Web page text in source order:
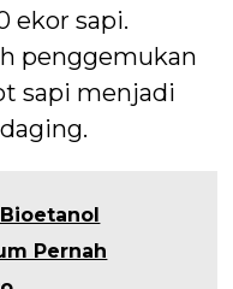
ekor sapi.
penggemukan
sapi menjadi
Pernah